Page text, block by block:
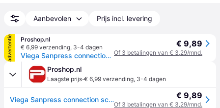
Aanbevolen Prijs incl. levering
advertentie
Proshop.nl
€ 6,99 verzending, 3-4 dagen
Viega Sanpress connection screw 15 x 3/4" gunmetal / glossy
€ 9,89
Of 3 betalingen van € 3,29/mnd.
Proshop.nl
Laagste prijs·€ 6,99 verzending, 3-4 dagen
Viega Sanpress connection screw 15 x 3/4" gunmetal / glossy € 9,89
Of 3 betalingen van € 3,29/mnd.